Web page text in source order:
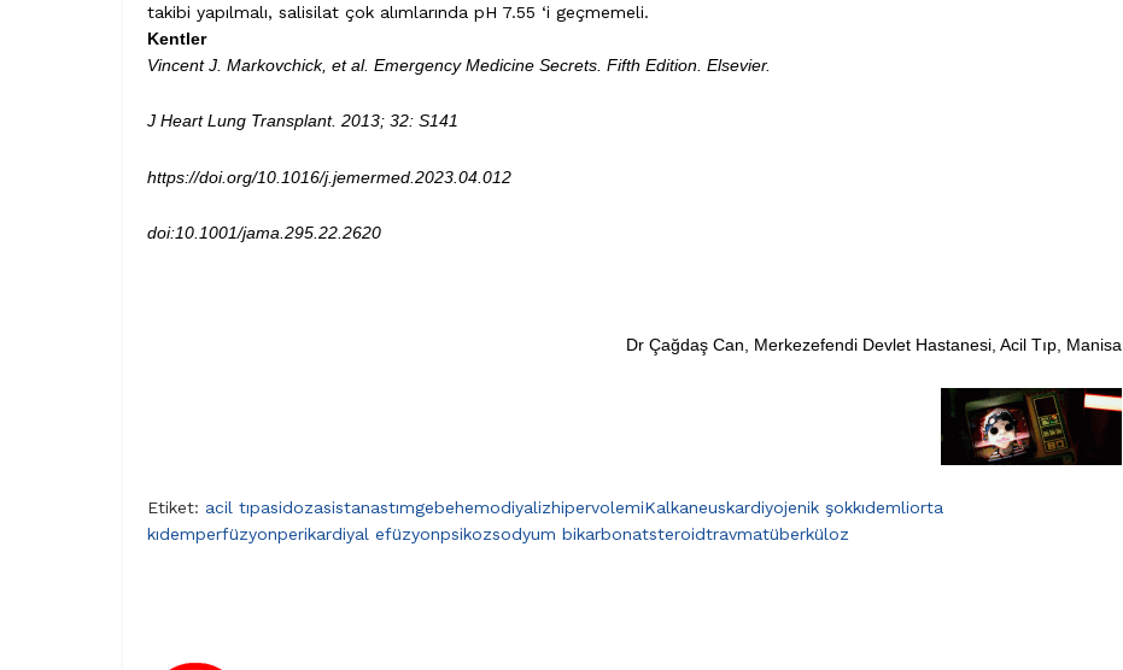
takibi yapılmalı, salisilat çok alımlarında pH 7.55 ‘i geçmemeli.
Kentler
Vincent J. Markovchick, et al. Emergency Medicine Secrets. Fifth Edition. Elsevier.
J Heart Lung Transplant. 2013; 32: S141
https://doi.org/10.1016/j.jemermed.2023.04.012
doi:10.1001/jama.295.22.2620
Dr Çağdaş Can, Merkezefendi Devlet Hastanesi, Acil Tıp, Manisa
Etiket: acil tıpasidozasistanastımgebehemodiyalizhipervolemiKalkaneuskardiyojenik şokkıdemliorta
kıdemperfüzyonperikardiyal efüzyonpsikozsodyum bikarbonatsteroidtravmatüberküloz